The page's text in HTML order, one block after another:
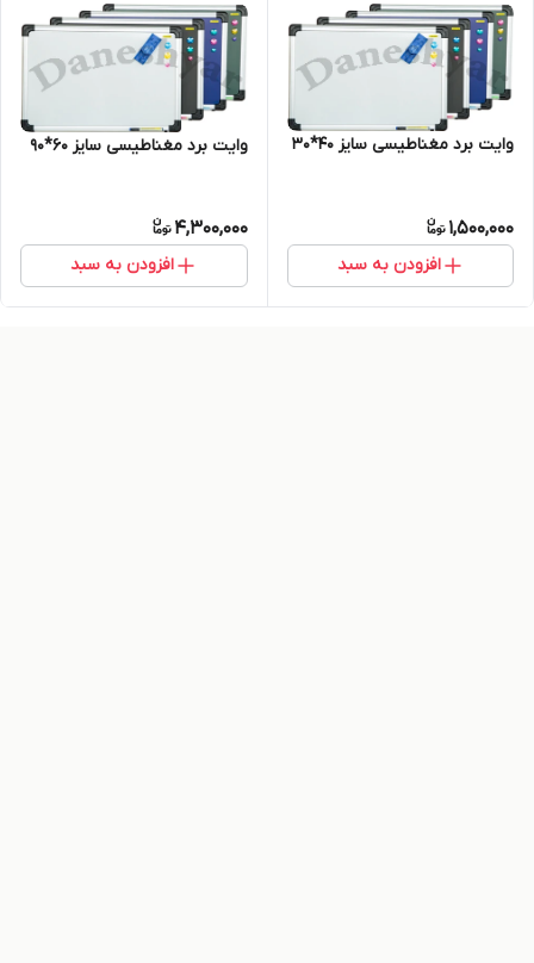
وایت برد مغناطیسی سایز 40*30
1,500,000
افزودن به سبد
وایت برد مغناطیسی سایز 60*90
4,300,000
افزودن به سبد